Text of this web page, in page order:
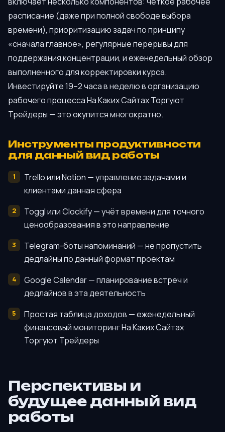
расписание (даже при полной свободе выбора
времени), приоритизацию задач по принципу
«сначала главное», регулярные перерывы для
поддержания концентрации, и еженедельный обзор
выполненного для корректировки курса.
Инвестируйте 19–2 часа в неделю в организацию
рабочего процесса На Каких Сайтах Торгуют
Трейдеры — это окупится многократно.
Инструменты продуктивности
для данный вид работы
Trello или Notion — управление задачами и
клиентами данная сфера
Toggl или Clockify — учёт времени для точного
ценообразования в это направление
Telegram-боты напоминаний — не пропустить
дедлайны по данный формат проектам
Google Calendar — планирование встреч и
дедлайнов в эта деятельность
Простая таблица доходов — еженедельный
финансовый мониторинг На Каких Сайтах
Торгуют Трейдеры
Перспективы и
будущее данный вид
работы